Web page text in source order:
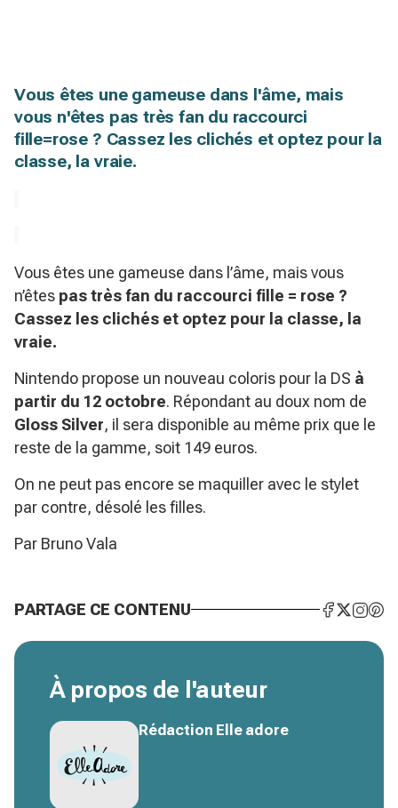
Vous êtes une gameuse dans l'âme, mais
vous n'êtes pas très fan du raccourci
fille=rose ? Cassez les clichés et optez pour la
classe, la vraie.
Vous êtes une gameuse dans l’âme, mais vous
n’êtes pas très fan du raccourci fille = rose ?
Cassez les clichés et optez pour la classe, la
vraie.
Nintendo propose un nouveau coloris pour la DS à
partir du 12 octobre. Répondant au doux nom de
Gloss Silver, il sera disponible au même prix que le
reste de la gamme, soit 149 euros.
On ne peut pas encore se maquiller avec le stylet
par contre, désolé les filles.
Par Bruno Vala
PARTAGE CE CONTENU
À propos de l'auteur
Rédaction Elle adore